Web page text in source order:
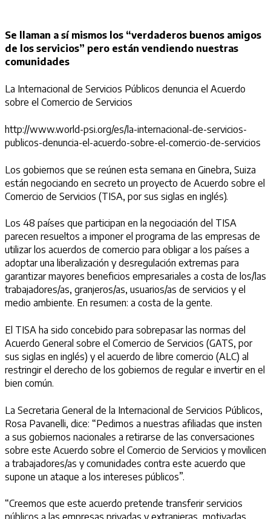
Se llaman a sí mismos los “verdaderos buenos amigos
de los servicios” pero están vendiendo nuestras
comunidades
La Internacional de Servicios Públicos denuncia el Acuerdo
sobre el Comercio de Servicios
http://www.world-psi.org/es/la-internacional-de-servicios-
publicos-denuncia-el-acuerdo-sobre-el-comercio-de-servicios
Los gobiernos que se reúnen esta semana en Ginebra, Suiza
están negociando en secreto un proyecto de Acuerdo sobre el
Comercio de Servicios (TISA, por sus siglas en inglés).
Los 48 países que participan en la negociación del TISA
parecen resueltos a imponer el programa de las empresas de
utilizar los acuerdos de comercio para obligar a los países a
adoptar una liberalización y desregulación extremas para
garantizar mayores beneficios empresariales a costa de los/las
trabajadores/as, granjeros/as, usuarios/as de servicios y el
medio ambiente. En resumen: a costa de la gente.
El TISA ha sido concebido para sobrepasar las normas del
Acuerdo General sobre el Comercio de Servicios (GATS, por
sus siglas en inglés) y el acuerdo de libre comercio (ALC) al
restringir el derecho de los gobiernos de regular e invertir en el
bien común.
La Secretaria General de la Internacional de Servicios Públicos,
Rosa Pavanelli, dice: “Pedimos a nuestras afiliadas que insten
a sus gobiernos nacionales a retirarse de las conversaciones
sobre este Acuerdo sobre el Comercio de Servicios y movilicen
a trabajadores/as y comunidades contra este acuerdo que
supone un ataque a los intereses públicos”.
“Creemos que este acuerdo pretende transferir servicios